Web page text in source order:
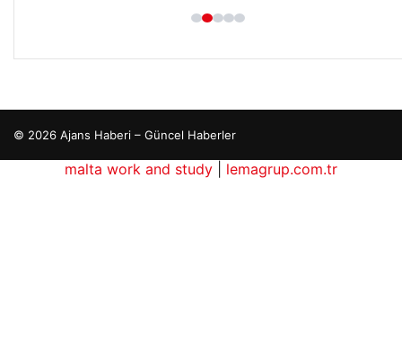
© 2026 Ajans Haberi – Güncel Haberler
malta work and study
lemagrup.com.tr